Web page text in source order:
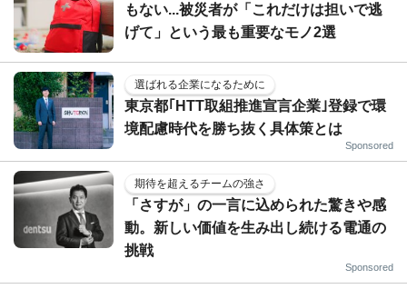
もない...被災者が「これだけは担いで逃
げて」という最も重要なモノ2選
選ばれる企業になるために
東京都｢HTT取組推進宣言企業｣登録で環
境配慮時代を勝ち抜く具体策とは
Sponsored
期待を超えるチームの強さ
「さすが」の一言に込められた驚きや感
動。新しい価値を生み出し続ける電通の
挑戦
Sponsored